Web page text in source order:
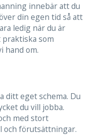
innebär att du
din egen tid så att
ledig när du är
som
hand om.
ditt eget schema. Du
du vill jobba.
med stort
och förutsättningar.